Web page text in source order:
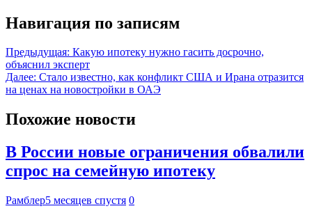
Навигация по записям
Предыдущая: Какую ипотеку нужно гасить досрочно,
объяснил эксперт
Далее: Стало известно, как конфликт США и Ирана отразится
на ценах на новостройки в ОАЭ
Похожие новости
В России новые ограничения обвалили
спрос на семейную ипотеку
Рамблер5 месяцев спустя 0